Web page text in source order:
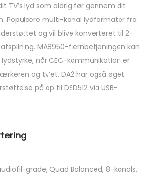
TV’s lyd som aldrig før gennem dit
Populære multi-kanal lydformater fra
og vil blive konverteret til 2-
MA8950-fjernbetjeningen kan
når CEC-kommunikation er
og tv’et. DA2 har også øget
på op til DSD512 via USB-
grade, Quad Balanced, 8-kanals,